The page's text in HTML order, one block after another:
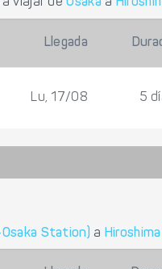
Llegada
Lu, 17/08 5
Osaka Station) a